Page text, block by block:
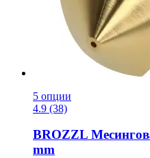
5 опции
4.9 (38)
BROZZL
mm